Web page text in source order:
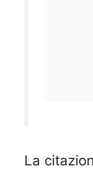
La